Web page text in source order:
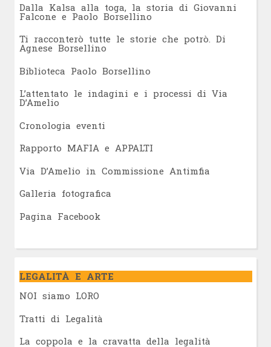
Dalla Kalsa alla toga, la storia di Giovanni
Falcone e Paolo Borsellino
Ti racconterò tutte le storie che potrò. Di
Agnese Borsellino
Biblioteca Paolo Borsellino
L’attentato le indagini e i processi di Via
D’Amelio
Cronologia eventi
Rapporto MAFIA e APPALTI
Via D’Amelio in Commissione Antimfia
Galleria fotografica
Pagina Facebook
LEGALITÀ E ARTE
NOI siamo LORO
Tratti di Legalità
La coppola e la cravatta della legalità